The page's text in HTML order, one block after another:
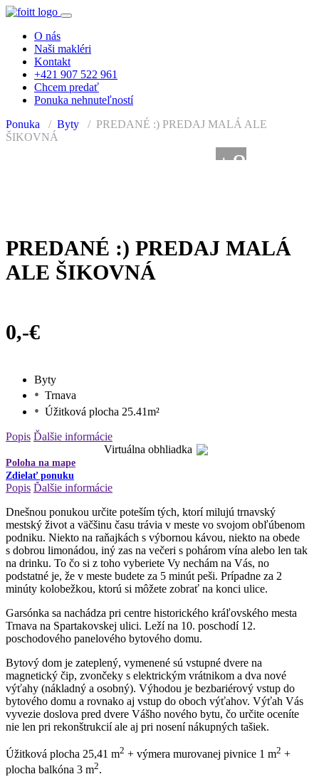
O nás
Naši makléri
Kontakt
+421 907 522 961
Chcem predať
Ponuka nehnuteľností
Ponuka
Byty
PREDANÉ :) PREDAJ MALÁ ALE
ŠIKOVNÁ
+8
PREDANÉ :) PREDAJ MALÁ
ALE ŠIKOVNÁ
Byty
Trnava
Úžitková plocha 25.41m²
0,-€
Popis Ďalšie informácie
Virtuálna obhliadka
Poloha na mape
Zdielať ponuku
Popis Ďalšie informácie
Dnešnou ponukou určite poteším tých, ktorí milujú trnavský
mestský život a väčšinu času trávia v meste vo svojom obľúbenom
podniku. Niekto na raňajkách s výbornou kávou, niekto na obede
s dobrou limonádou, iný zas na večeri s pohárom vína alebo len tak
na drinku. To čo si z toho vyberiete Vy nechám na Vás, no
podstatné je, že v meste budete za 5 minút peši. Prípadne za 2
minúty kolobežkou, ktorú si môžete zobrať na konci ulice.
Garsónka sa nachádza pri centre historického kráľovského mesta
Trnava na Spartakovskej ulici. Leží na 10. poschodí 12.
poschodového panelového bytového domu.
Bytový dom je zateplený, vymenené sú vstupné dvere na
magnetický čip, zvončeky s elektrickým vrátnikom a dva nové
výťahy (nákladný a osobný). Výhodou je bezbariérový vstup do
bytového domu a rovnako aj vstup do oboch výťahov. Výťah Vás
vyvezie doslova pred dvere Vášho nového bytu, čo určite oceníte
nie len pri rekonštrukcií ale aj pri nosení nákupných tašiek.
Úžitková plocha 25,41 m2 + výmera murovanej pivnice 1 m2 +
plocha balkóna 3 m2.